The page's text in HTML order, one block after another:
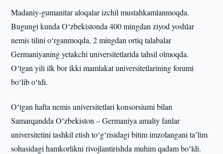
Madaniy-gumanitar aloqalar izchil mustahkamlanmoqda.
Bugungi kunda Oʻzbekistonda 400 mingdan ziyod yoshlar
nemis tilini oʻrganmoqda, 2 mingdan ortiq talabalar
Germaniyaning yetakchi universitetlarida tahsil olmoqda.
Oʻtgan yili ilk bor ikki mamlakat universitetlarining forumi
boʻlib oʻtdi.
Oʻtgan hafta nemis universitetlari konsorsiumi bilan
Samarqandda Oʻzbekiston – Germaniya amaliy fanlar
universitetini tashkil etish toʻgʻrisidagi bitim imzolangani taʼlim
sohasidagi hamkorlikni rivojlantirishda muhim qadam boʻldi.